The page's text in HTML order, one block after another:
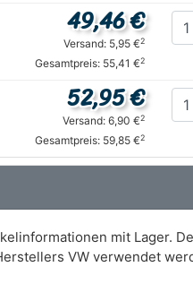
49,46 €
Versand: 5,95 €2
Gesamtpreis: 55,41 €2
52,95 €
Versand: 6,90 €2
Gesamtpreis: 59,85 €2
mit Lager.
VW verwendet